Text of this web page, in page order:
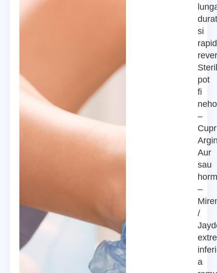
si
rapid
pot
fi
–
Aur
sau
–
/
a